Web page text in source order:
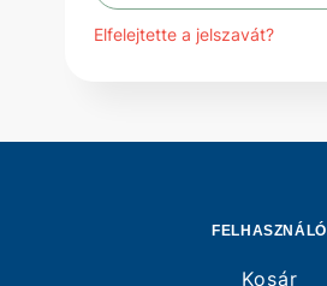
Elfelejtette a jelszavát?
FELHASZNÁLÓ
Kosár